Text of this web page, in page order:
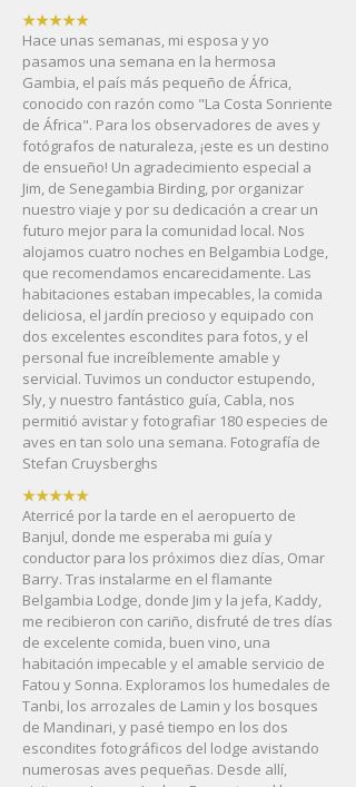
★★★★★
Hace unas semanas, mi esposa y yo
pasamos una semana en la hermosa
Gambia, el país más pequeño de África,
conocido con razón como "La Costa Sonriente
de África". Para los observadores de aves y
fotógrafos de naturaleza, ¡este es un destino
de ensueño! Un agradecimiento especial a
Jim, de Senegambia Birding, por organizar
nuestro viaje y por su dedicación a crear un
futuro mejor para la comunidad local. Nos
alojamos cuatro noches en Belgambia Lodge,
que recomendamos encarecidamente. Las
habitaciones estaban impecables, la comida
deliciosa, el jardín precioso y equipado con
dos excelentes escondites para fotos, y el
personal fue increíblemente amable y
servicial. Tuvimos un conductor estupendo,
Sly, y nuestro fantástico guía, Cabla, nos
permitió avistar y fotografiar 180 especies de
aves en tan solo una semana. Fotografía de
Stefan Cruysberghs
★★★★★
Aterricé por la tarde en el aeropuerto de
Banjul, donde me esperaba mi guía y
conductor para los próximos diez días, Omar
Barry. Tras instalarme en el flamante
Belgambia Lodge, donde Jim y la jefa, Kaddy,
me recibieron con cariño, disfruté de tres días
de excelente comida, buen vino, una
habitación impecable y el amable servicio de
Fatou y Sonna. Exploramos los humedales de
Tanbi, los arrozales de Lamin y los bosques
de Mandinari, y pasé tiempo en los dos
escondites fotográficos del lodge avistando
numerosas aves pequeñas. Desde allí,